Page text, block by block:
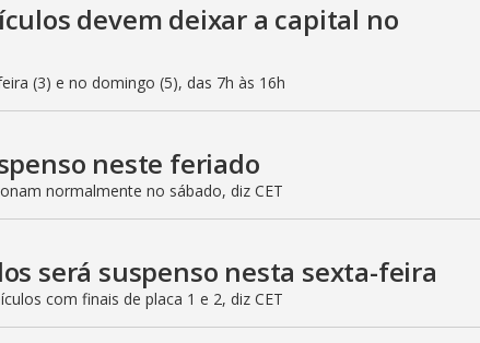
devem deixar a capital no
(3) e no domingo (5), das 7h às 16h
neste feriado
normalmente no sábado, diz CET
será suspenso nesta sexta-feira
com finais de placa 1 e 2, diz CET